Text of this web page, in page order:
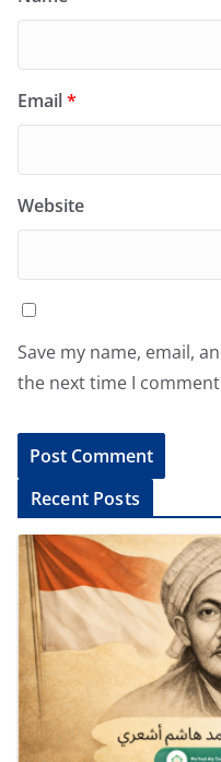
Email*
Website
Save my name, email,
the next time I
l
t
Recent Posts